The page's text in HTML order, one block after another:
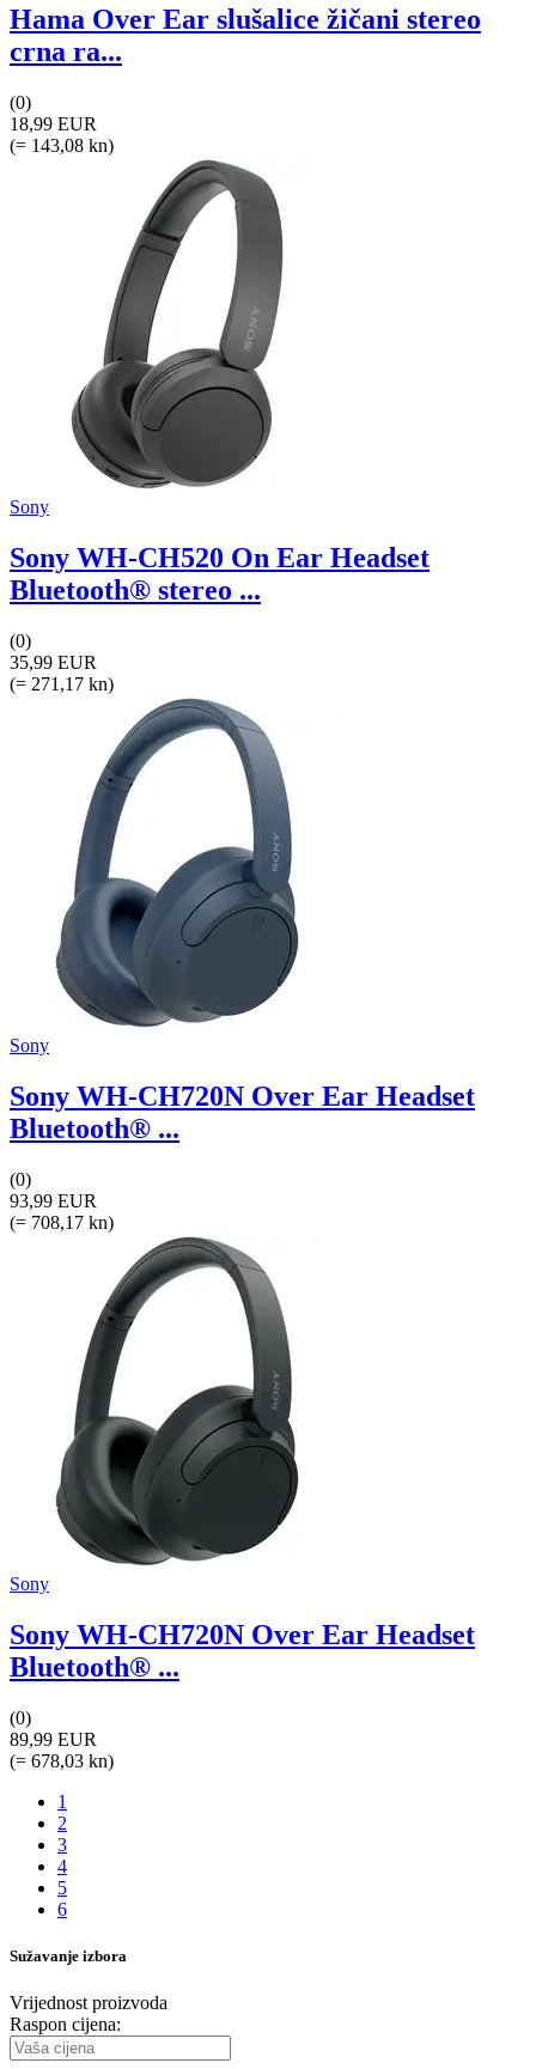
Hama Over Ear slušalice žičani stereo
crna ra...
(0)
18,99 EUR
(= 143,08 kn)
Sony
Sony WH-CH520 On Ear Headset
Bluetooth® stereo ...
(0)
35,99 EUR
(= 271,17 kn)
Sony
Sony WH-CH720N Over Ear Headset
Bluetooth® ...
(0)
93,99 EUR
(= 708,17 kn)
Sony
Sony WH-CH720N Over Ear Headset
Bluetooth® ...
(0)
89,99 EUR
(= 678,03 kn)
1
2
3
4
5
6
Sužavanje izbora
Vrijednost proizvoda
Raspon cijena: